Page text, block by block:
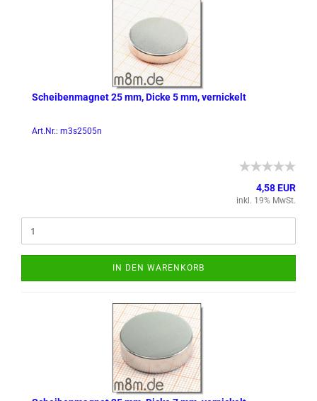
Schei­ben­ma­gnet 25 mm, Dicke 5 mm, ver­ni­ckelt
Art.Nr.: m3s2505n
4,58 EUR
inkl. 19% MwSt.
IN DEN WARENKORB